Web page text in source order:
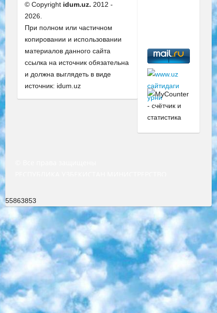
© Copyright idum.uz. 2012 -
2026.
При полном или частичном
копировании и использовании
материалов данного сайта
ссылка на источник обязательна
и должна выглядеть в виде
источник: idum.uz
55863853